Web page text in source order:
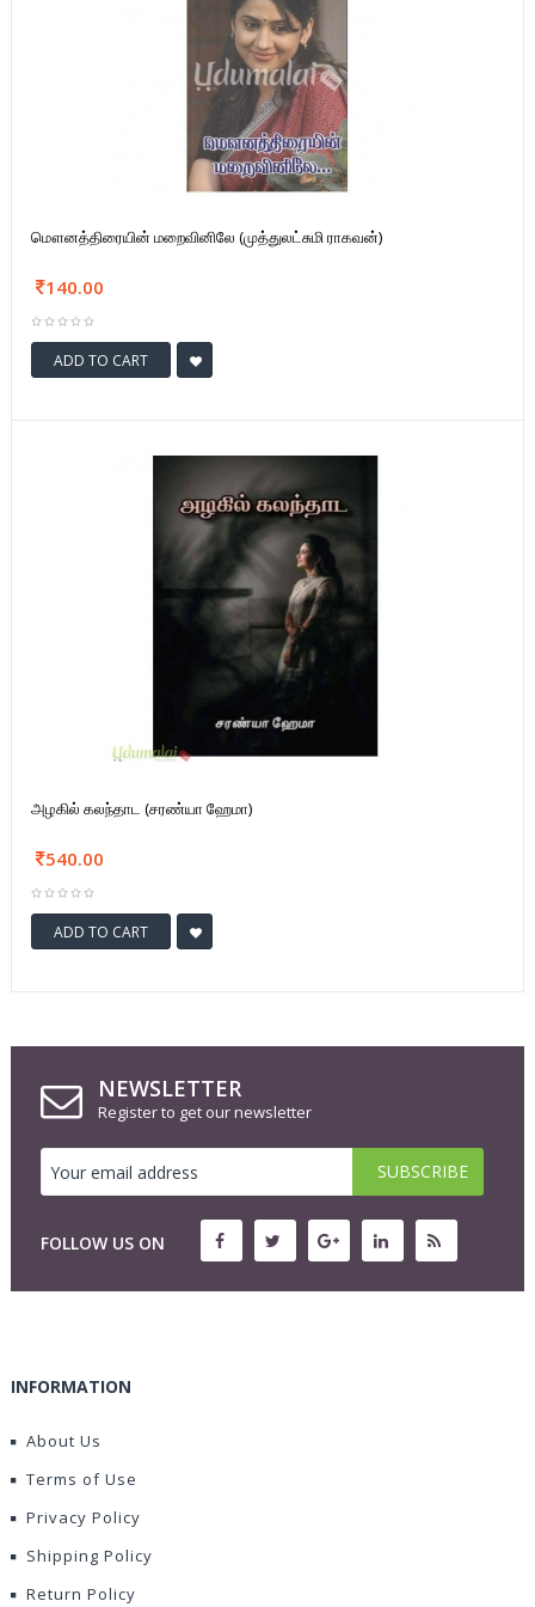
மௌனத்திரையின் மறைவினிலே (முத்துலட்சுமி ராகவன்)
140.00
ADD TO CART
அழகில் கலந்தாட (சரண்யா ஹேமா)
540.00
ADD TO CART
NEWSLETTER
Register to get our newsletter
FOLLOW US ON
INFORMATION
About Us
Terms of Use
Privacy Policy
Shipping Policy
Return Policy